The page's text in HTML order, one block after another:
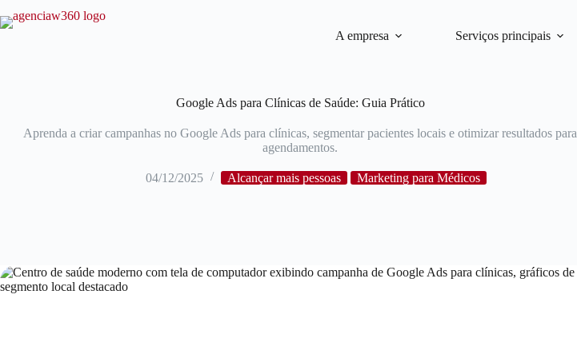
A empresa Serviços principais
Google Ads para Clínicas de Saúde: Guia Prático
Aprenda a criar campanhas no Google Ads para clínicas, segmentar pacientes locais e otimizar resultados para
agendamentos.
04/12/2025 Alcançar mais pessoas Marketing para Médicos